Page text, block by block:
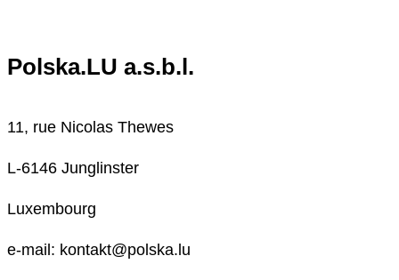
Polska.LU a.s.b.l.
11, rue Nicolas Thewes
L-6146 Junglinster
Luxembourg
e-mail: kontakt@polska.lu